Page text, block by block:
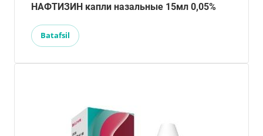
НАФТИЗИН капли назальные 15мл 0,05%
Batafsil